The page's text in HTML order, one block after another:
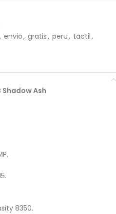
, envio, gratis, peru, tactil,
Shadow Ash
8350.